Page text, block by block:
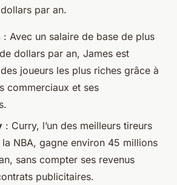
par an.
: Avec un salaire de base de plus
dollars par an, James est
joueurs les plus riches grâce à
commerciaux et ses
: Curry, l’un des meilleurs tireurs
la NBA, gagne environ 45 millions
sans compter ses revenus
publicitaires.